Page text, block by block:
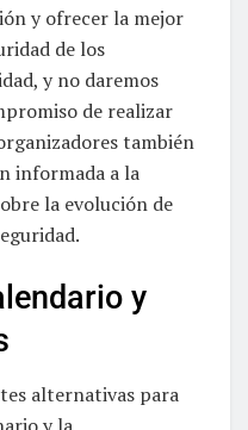
y ofrecer la mejor
de los
y no daremos
de realizar
también
informada a la
la evolución de
y
alternativas para